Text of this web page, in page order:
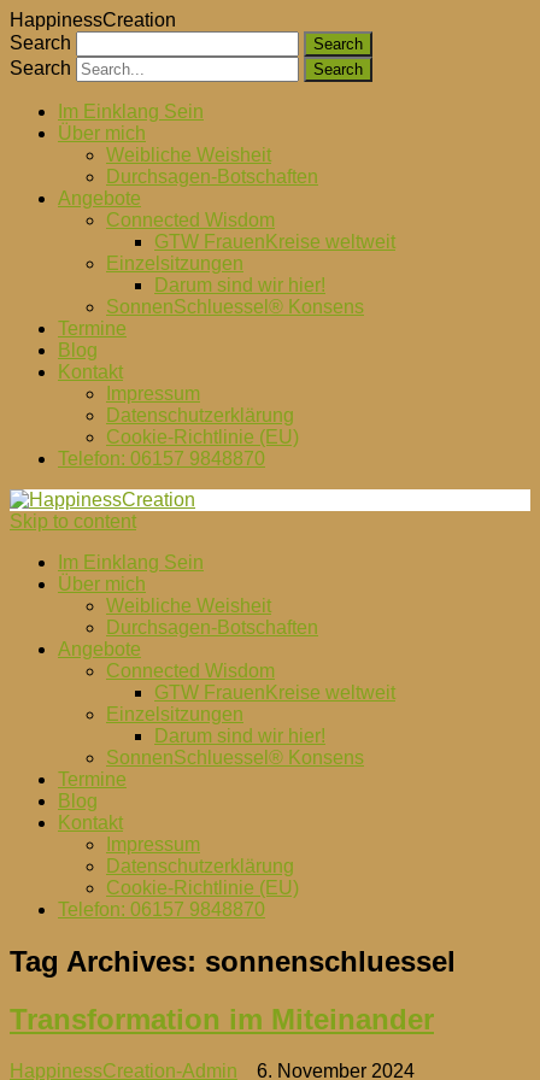
HappinessCreation
Search
Search
Im Einklang Sein
Über mich
Weibliche Weisheit
Durchsagen-Botschaften
Angebote
Connected Wisdom
GTW FrauenKreise weltweit
Einzelsitzungen
Darum sind wir hier!
SonnenSchluessel® Konsens
Termine
Blog
Kontakt
Impressum
Datenschutzerklärung
Cookie-Richtlinie (EU)
Telefon: 06157 9848870
Skip to content
Im Einklang Sein
Über mich
Weibliche Weisheit
Durchsagen-Botschaften
Angebote
Connected Wisdom
GTW FrauenKreise weltweit
Einzelsitzungen
Darum sind wir hier!
SonnenSchluessel® Konsens
Termine
Blog
Kontakt
Impressum
Datenschutzerklärung
Cookie-Richtlinie (EU)
Telefon: 06157 9848870
Tag Archives: sonnenschluessel
Transformation im Miteinander
HappinessCreation-Admin 6. November 2024